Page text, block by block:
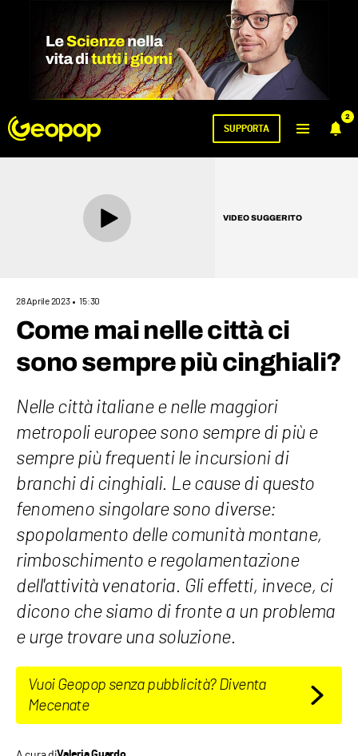
2
SUPPORTA
VIDEO SUGGERITO
28 Aprile 2023 15:30
Come mai nelle città ci
sono sempre più cinghiali?
Nelle città italiane e nelle maggiori
metropoli europee sono sempre di più e
sempre più frequenti le incursioni di
branchi di cinghiali. Le cause di questo
fenomeno singolare sono diverse:
spopolamento delle comunità montane,
rimboschimento e regolamentazione
dell'attività venatoria. Gli effetti, invece, ci
dicono che siamo di fronte a un problema
e urge trovare una soluzione.
Vuoi Geopop senza pubblicità? Diventa
Mecenate